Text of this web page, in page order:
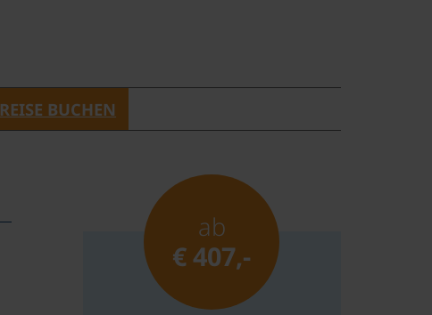
REISE BUCHEN
ab
€ 407,-